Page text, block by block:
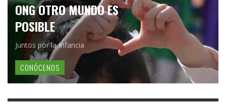
ONG OTRO MUNDO ES
POSIBLE
Juntos por la Infancia
CONÓCENOS